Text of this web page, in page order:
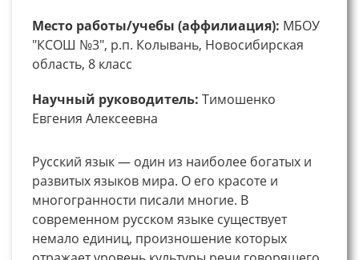
Место работы/учебы (аффилиация): МБОУ
"КСОШ №3", р.п. Колывань, Новосибирская
область, 8 класс
Научный руководитель: Тимошенко
Евгения Алексеевна
Русский язык — один из наиболее богатых и
развитых языков мира. О его красоте и
многогранности писали многие. В
современном русском языке существует
немало единиц, произношение которых